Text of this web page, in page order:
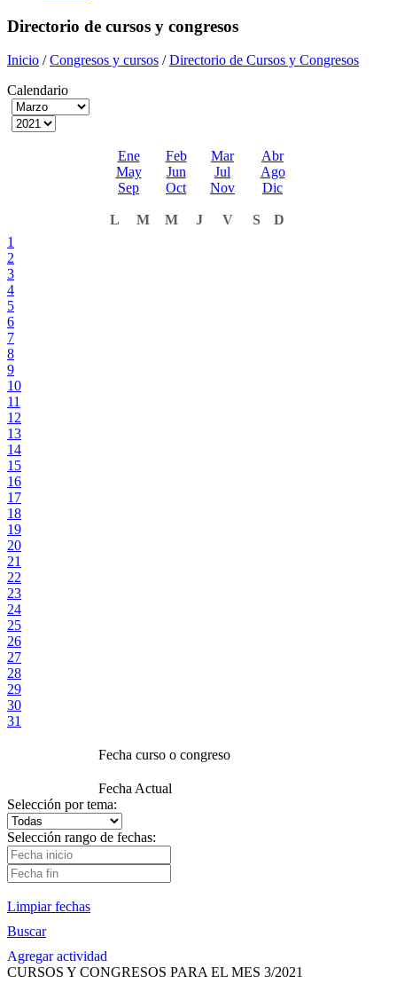
Directorio de cursos y congresos
Inicio /Congresos y cursos /Directorio de Cursos y Congresos
Calendario
Ene Feb Mar
Abr
May
Jun Jul
Ago
Sep
Oct Nov Dic
L M M J V S
D
1
2
3
4
5
6
7
8
9
10
11
12
13
14
15
16
17
18
19
20
21
22
23
24
25
26
27
28
29
30
31
Fecha curso o congreso
Fecha Actual
Selección por tema:
Selección rango de fechas:
Limpiar fechas
Buscar
Agregar actividad
CURSOS Y CONGRESOS PARA EL MES 3/2021